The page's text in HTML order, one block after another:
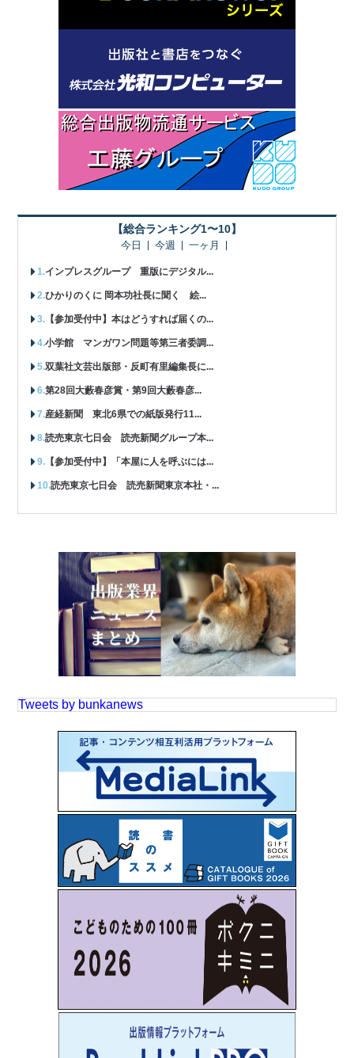
【総合ランキング1〜10】
今日 今週 一ヶ月
インプレスグループ 重版にデジタル...
ひかりのくに 岡本功社長に聞く 絵...
【参加受付中】本はどうすれば届くの...
小学館 マンガワン問題等第三者委調...
双葉社文芸出版部・反町有里編集長に...
第28回大藪春彦賞・第9回大藪春彦...
産経新聞 東北6県での紙版発行11...
読売東京七日会 読売新聞グループ本...
【参加受付中】「本屋に人を呼ぶには...
読売東京七日会 読売新聞東京本社・...
Tweets by bunkanews